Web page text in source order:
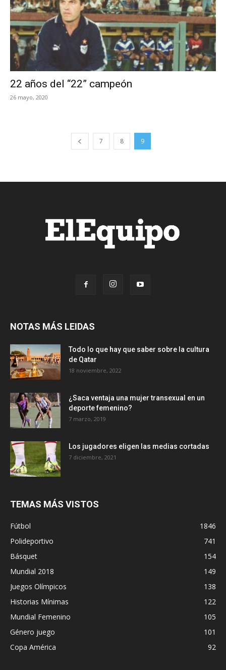
22 años del “22” campeón
26 mayo, 2020
7 8 9
NOTAS MÁS LEIDAS
Todo lo que hay que saber sobre la cultura
de Qatar
18 noviembre, 2022
¿Saca ventaja una mujer transexual en un
deporte femenino?
7 marzo, 2019
Los jugadores eligen las medias cortadas
7 diciembre, 2021
TEMAS MÁS VISTOS
Fútbol
1846
Polideportivo
741
Básquet
154
Mundial 2018
149
Juegos Olímpicos
138
Historias Mínimas
122
Mundial Femenino
105
Género juego
101
Copa América
92